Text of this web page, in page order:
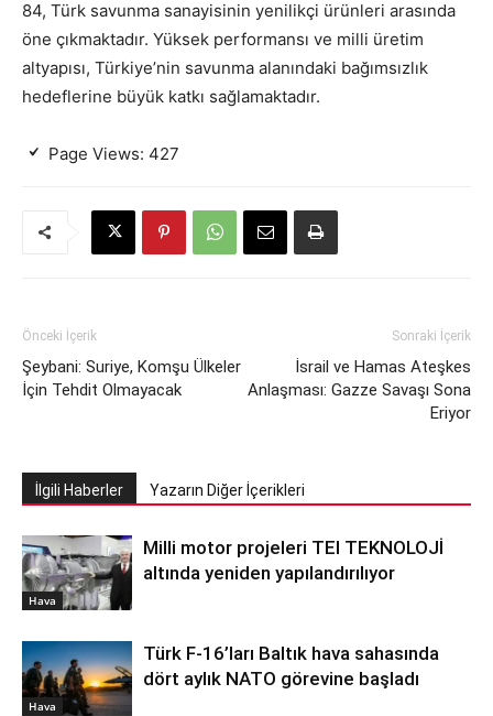
84, Türk savunma sanayisinin yenilikçi ürünleri arasında
öne çıkmaktadır. Yüksek performansı ve milli üretim
altyapısı, Türkiye’nin savunma alanındaki bağımsızlık
hedeflerine büyük katkı sağlamaktadır.
Page Views: 427
Önceki İçerik
Şeybani: Suriye, Komşu Ülkeler
İçin Tehdit Olmayacak
Sonraki İçerik
İsrail ve Hamas Ateşkes
Anlaşması: Gazze Savaşı Sona
Eriyor
İlgili Haberler Yazarın Diğer İçerikleri
Hava
Milli motor projeleri TEI TEKNOLOJİ
altında yeniden yapılandırılıyor
Hava
Türk F-16’ları Baltık hava sahasında
dört aylık NATO görevine başladı